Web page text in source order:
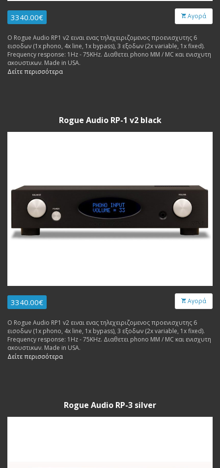
3340.00€ Αγορά
Ο Rogue Audio RP1 v2 ειναι ενας τηλεχειριζομενος προενισχυτης 6
εισοδων (1x phono, 4x line, 1x bypass), 3 εξοδων (2x variable, 1x fixed).
Frequency response: 1Hz - 75KHz. Διαθετει phono MM / MC και ενισχυτη
ακουστικων. Made in USA.
Δείτε περισσότερα
Rogue Audio RP-1 v2 black
3340.00€ Αγορά
Ο Rogue Audio RP1 v2 ειναι ενας τηλεχειριζομενος προενισχυτης 6
εισοδων (1x phono, 4x line, 1x bypass), 3 εξοδων (2x variable, 1x fixed).
Frequency response: 1Hz - 75KHz. Διαθετει phono MM / MC και ενισχυτη
ακουστικων. Made in USA.
Δείτε περισσότερα
Rogue Audio RP-3 silver